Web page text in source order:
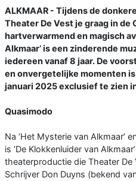
ALKMAAR - Tijdens de
Theater De Vest je graag in de
hartverwarmend en magisch
Alkmaar’ is een zinderende
iedereen vanaf 8 jaar. De
en onvergetelijke momenten
januari 2025 exclusief te zien
Quasimodo
Na ‘Het Mysterie van Alkmaar’
is ‘De Klokkenluider van
theaterproductie die Theater
Schrijver Don Duyns (bekend